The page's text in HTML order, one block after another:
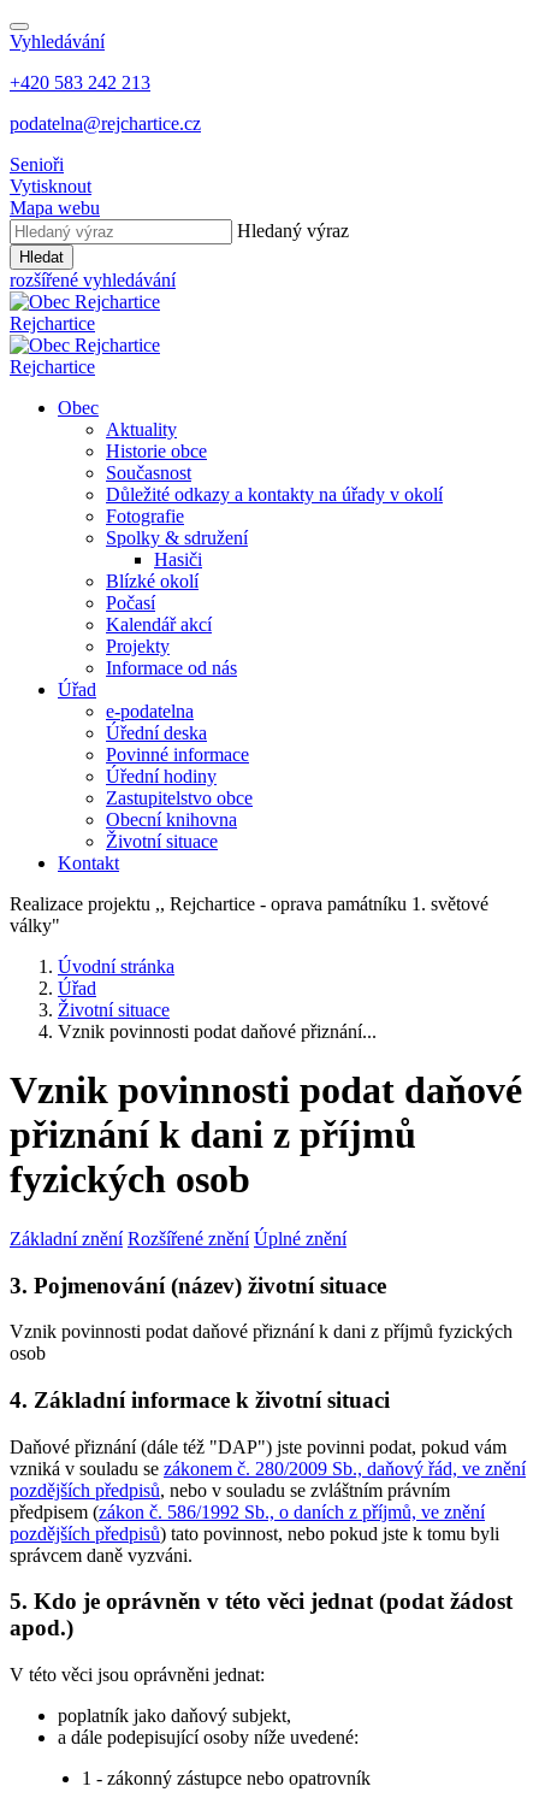
Vyhledávání
+420 583 242 213
podatelna@rejchartice.cz
Senioři
Vytisknout
Mapa webu
Hledaný výraz
Hledat
rozšířené vyhledávání
Rejchartice
Rejchartice
Obec
Aktuality
Historie obce
Současnost
Důležité odkazy a kontakty na úřady v okolí
Fotografie
Spolky & sdružení
Hasiči
Blízké okolí
Počasí
Kalendář akcí
Projekty
Informace od nás
Úřad
e-podatelna
Úřední deska
Povinné informace
Úřední hodiny
Zastupitelstvo obce
Obecní knihovna
Životní situace
Kontakt
Realizace projektu ,, Rejchartice - oprava památníku 1. světové
války"
Úvodní stránka
Úřad
Životní situace
Vznik povinnosti podat daňové přiznání...
Vznik povinnosti podat daňové
přiznání k dani z příjmů
fyzických osob
Základní znění Rozšířené znění Úplné znění
3. Pojmenování (název) životní situace
Vznik povinnosti podat daňové přiznání k dani z příjmů fyzických
osob
4. Základní informace k životní situaci
Daňové přiznání (dále též "DAP") jste povinni podat, pokud vám
vzniká v souladu se zákonem č. 280/2009 Sb., daňový řád, ve znění
pozdějších předpisů, nebo v souladu se zvláštním právním
předpisem (zákon č. 586/1992 Sb., o daních z příjmů, ve znění
pozdějších předpisů) tato povinnost, nebo pokud jste k tomu byli
správcem daně vyzváni.
5. Kdo je oprávněn v této věci jednat (podat žádost
apod.)
V této věci jsou oprávněni jednat:
poplatník jako daňový subjekt,
a dále podepisující osoby níže uvedené:
1 - zákonný zástupce nebo opatrovník